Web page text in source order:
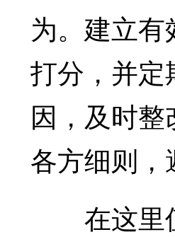
为。建立
打分，并
因，及时
各方细则
在这里值